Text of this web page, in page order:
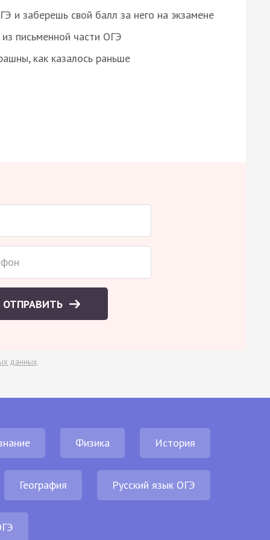
заберешь свой балл за него на экзамене
письменной части ОГЭ
как казалось раньше
ОТПРАВИТЬ
данных.
Физика История
География Русский язык ОГЭ